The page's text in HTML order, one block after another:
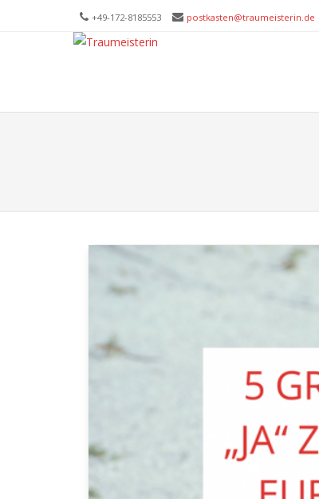
+49-172-­8185553 postkasten@traumeisterin.de